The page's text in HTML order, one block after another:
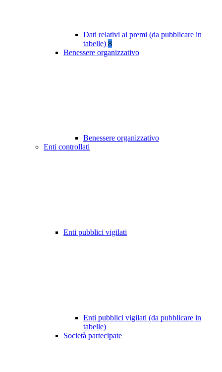
Dati relativi ai premi (da pubblicare in
tabelle) 8
Benessere organizzativo
Benessere organizzativo
Enti controllati
Enti pubblici vigilati
Enti pubblici vigilati (da pubblicare in
tabelle)
Società partecipate